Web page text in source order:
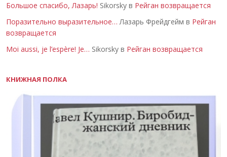
Большое спасибо, Лазарь! Sikorsky в Рейган возвращается
Поразительно выразительное… Лазарь Фрейдгейм в Рейган
возвращается
Moi aussi, je l’espère! Je… Sikorsky в Рейган возвращается
КНИЖНАЯ ПОЛКА